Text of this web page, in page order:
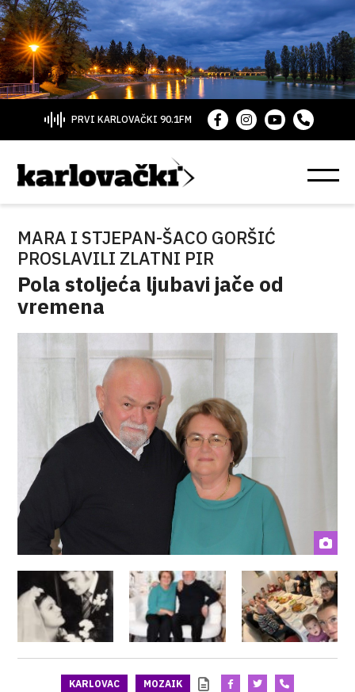
PRVI KARLOVAČKI 90.1FM
MARA I STJEPAN-ŠACO GORŠIĆ
PROSLAVILI ZLATNI PIR
Pola stoljeća ljubavi jače od
vremena
KARLOVAC MOZAIK